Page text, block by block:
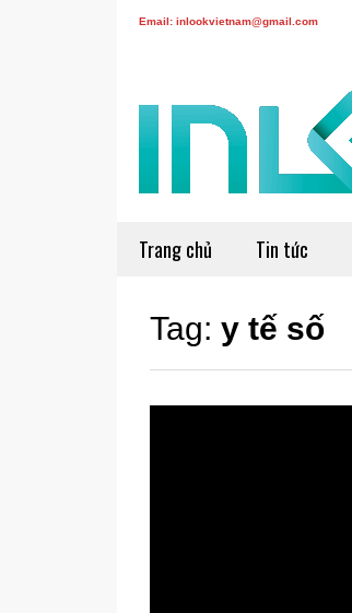
Email: inlookvietnam@gmail.com
Trang chủ Tin tức
Tag: y tế số